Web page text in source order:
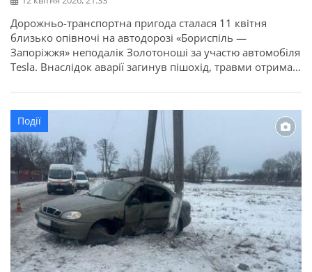
Дорожньо-транспортна пригода сталася 11 квітня
близько опівночі на автодорозі «Бориспіль —
Запоріжжя» неподалік Золотоноші за участю автомобіля
Tesla. Внаслідок аварії загинув пішохід, травми отримав
відмовилася. Про це повідомляє ГУНП в Черкаській
області. Як попередньо встановили поліцейські,
рухаючись трасою, 26-річний водій здійснив наїзд на
пішохода. Від отриманих травм чоловік загинув […]
Події